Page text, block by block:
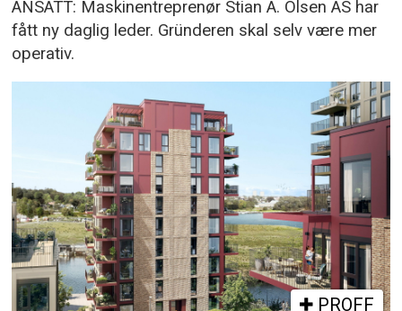
ANSATT: Maskinentreprenør Stian A. Olsen AS har
fått ny daglig leder. Gründeren skal selv være mer
operativ.
PROFF